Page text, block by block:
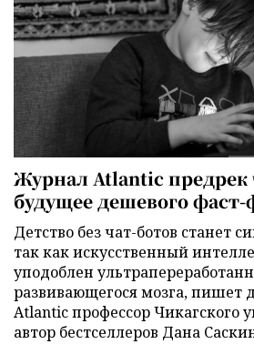
Журнал Atlantic предрек
будущее дешевого фаст-
Детство без чат-ботов станет
так как искусственный
уподоблен
развивающегося мозга, пишет
Atlantic профессор Чикагского
автор бестселлеров Дана